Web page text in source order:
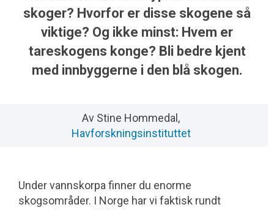
skoger? Hvorfor er disse skogene så
viktige? Og ikke minst: Hvem er
tareskogens konge? Bli bedre kjent
med innbyggerne i den blå skogen.
Av Stine Hommedal,
Havforskningsinstituttet
Under vannskorpa finner du enorme
skogsområder. I Norge har vi faktisk rundt